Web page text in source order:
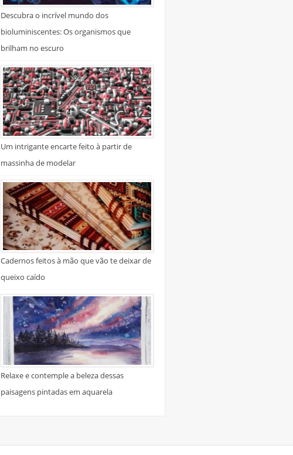
Descubra o incrível mundo dos
bioluminiscentes: Os organismos que
brilham no escuro
Um intrigante encarte feito à partir de
massinha de modelar
Cadernos feitos à mão que vão te deixar de
queixo caído
Relaxe e contemple a beleza dessas
paisagens pintadas em aquarela